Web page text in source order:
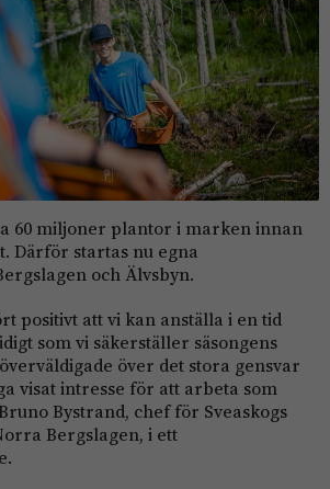
60 miljoner plantor i marken innan
Därför startas nu egna
och Älvsbyn.
positivt att vi kan anställa i en tid
som vi säkerställer säsongens
över det stora gensvar
visat intresse för att arbeta som
Bystrand, chef för Sveaskogs
Bergslagen, i ett